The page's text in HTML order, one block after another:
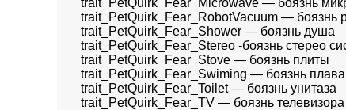
trait_PetQuirk_Fear_RobotVacuum — боязнь
trait_PetQuirk_Fear_Shower — боязнь душа
trait_PetQuirk_Fear_Stereo -боязнь стерео
trait_PetQuirk_Fear_Stove — боязнь плиты
trait_PetQuirk_Fear_Swiming — боязнь
trait_PetQuirk_Fear_Toilet — боязнь унитаза
trait_PetQuirk_Fear_TV — боязнь телевизора